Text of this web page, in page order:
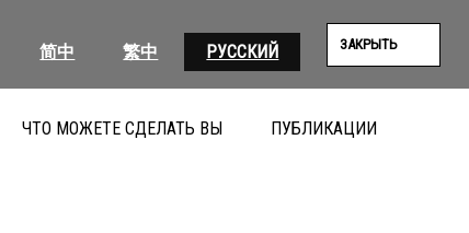
简中 繁中 РУССКИЙ ЗАКРЫТЬ
ЧТО МОЖЕТЕ СДЕЛАТЬ ВЫ ПУБЛИКАЦИИ